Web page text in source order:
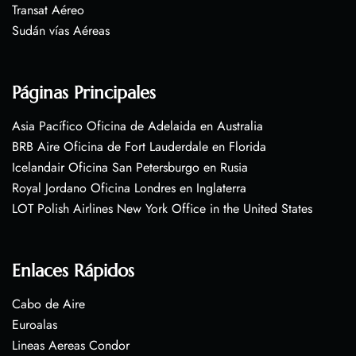
Transat Aéreo
Sudán vías Aéreas
Páginas Principales
Asia Pacífico Oficina de Adelaida en Australia
BRB Aire Oficina de Fort Lauderdale en Florida
Icelandair Oficina San Petersburgo en Rusia
Royal Jordano Oficina Londres en Inglaterra
LOT Polish Airlines New York Office in the United States
Enlaces Rápidos
Cabo de Aire
Euroalas
Lineas Aereas Condor